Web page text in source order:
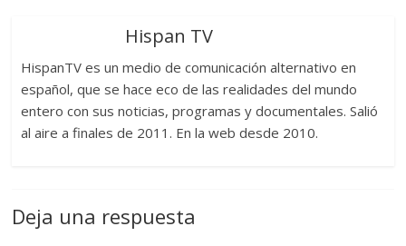
Hispan TV
HispanTV es un medio de comunicación alternativo en
español, que se hace eco de las realidades del mundo
entero con sus noticias, programas y documentales. Salió
al aire a finales de 2011. En la web desde 2010.
Deja una respuesta